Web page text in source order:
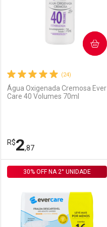
Comprar sem Desconto
Por R$ 3,19/cada
Por R$ 3,19/cada
(24)
Água Oxigenada Cremosa Ever
Care 40 Volumes 70ml
R$2,87
COMPRAR
Laboratório
Por Menos
30% OFF NA 2° UNIDADE